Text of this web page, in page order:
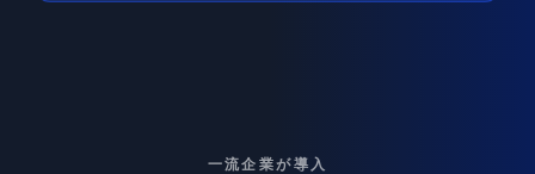
一流企業が導入